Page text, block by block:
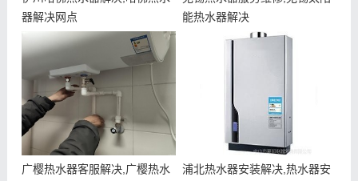
器解决网点
能热水器解决
广樱热水器客服解决,广樱热水
浦北热水器安装解决,热水器安